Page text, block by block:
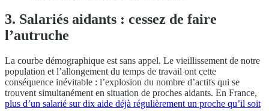
3. Salariés aidants : cessez de faire
l’autruche
La courbe démographique est sans appel. Le vieillissement de notre
population et l’allongement du temps de travail ont cette
conséquence inévitable : l’explosion du nombre d’actifs qui se
trouvent simultanément en situation de proches aidants. En France,
plus d’un salarié sur dix aide déjà régulièrement un proche qu’il soit